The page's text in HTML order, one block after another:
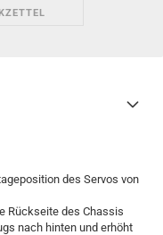
des Servos von
Rückseite des Chassis
nach hinten und erhöht